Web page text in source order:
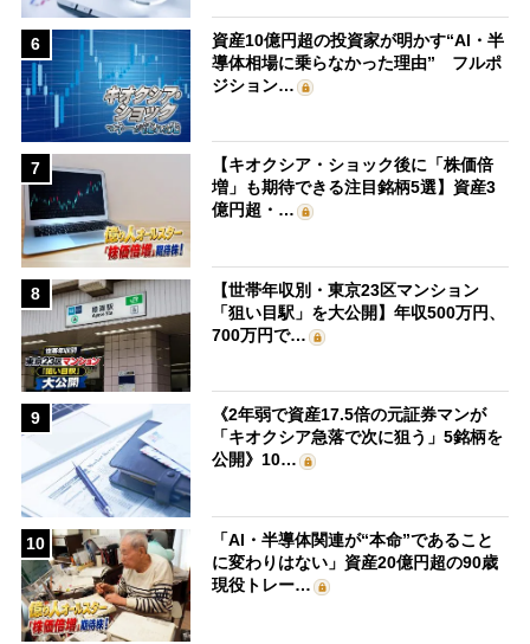
6
資産10億円超の投資家が明かす“AI・半
導体相場に乗らなかった理由” フルポ
ジション…
7
【キオクシア・ショック後に「株価倍
増」も期待できる注目銘柄5選】資産3
億円超・…
8
【世帯年収別・東京23区マンション
「狙い目駅」を大公開】年収500万円、
700万円で…
9
《2年弱で資産17.5倍の元証券マンが
「キオクシア急落で次に狙う」5銘柄を
公開》10…
10
「AI・半導体関連が“本命”であること
に変わりはない」資産20億円超の90歳
現役トレー…